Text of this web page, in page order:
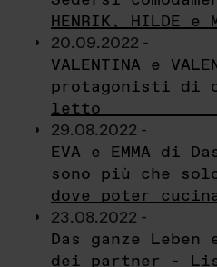
HENRIK, HILDE e
20.09.2022 -
VALENTINA e
protagonisti di
letto
29.08.2022 -
EVA e EMMA di
sono più che
dove poter
23.08.2022 -
Das ganze
dei partner -